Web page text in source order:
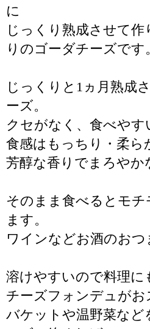
に
じっくり熟成させて
りのゴーダチーズです
じっくりと1ヵ月熟成
ーズ。
クセがなく、食べやす
食感はもっちり・柔ら
芳醇な香りでまろやか
そのまま食べるとモ
ます。
ワインなどお酒のおつ
溶けやすいので料理に
チーズフォンデュがお
バケットや温野菜など